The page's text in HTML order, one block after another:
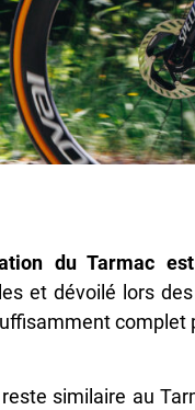
du Tarmac
et dévoilé lors
complet
similaire au